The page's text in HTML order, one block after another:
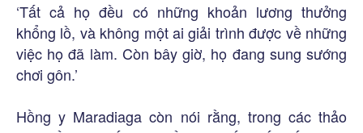
‘Tất cả họ đều có những khoản lương thưởng
khổng lồ, và không một ai giải trình được về những
việc họ đã làm. Còn bây giờ, họ đang sung sướng
chơi gôn.’
Hồng y Maradiaga còn nói rằng, trong các thảo